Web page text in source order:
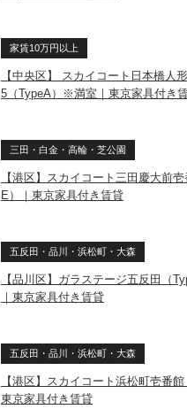
家賃10万円以上
【中央区】 スカイコート日本橋人
5（TypeA）※満室｜東京家具付き
三田・白金・高輪・芝公園
【港区】スカイコート三田慶大前
E）｜東京家具付き賃貸
五反田・品川・浜松町・大森
【品川区】ガラステージ五反田（
｜東京家具付き賃貸
五反田・品川・浜松町・大森
【港区】スカイコート浜松町壱番館
東京家具付き賃貸